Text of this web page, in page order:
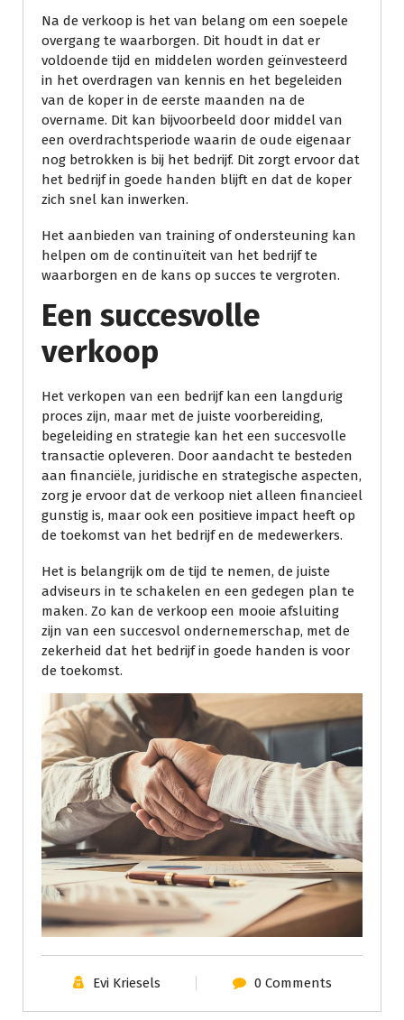
Na de verkoop is het van belang om een soepele
overgang te waarborgen. Dit houdt in dat er
voldoende tijd en middelen worden geïnvesteerd
in het overdragen van kennis en het begeleiden
van de koper in de eerste maanden na de
overname. Dit kan bijvoorbeeld door middel van
een overdrachtsperiode waarin de oude eigenaar
nog betrokken is bij het bedrijf. Dit zorgt ervoor dat
het bedrijf in goede handen blijft en dat de koper
zich snel kan inwerken.
Het aanbieden van training of ondersteuning kan
helpen om de continuïteit van het bedrijf te
waarborgen en de kans op succes te vergroten.
Een succesvolle
verkoop
Het verkopen van een bedrijf kan een langdurig
proces zijn, maar met de juiste voorbereiding,
begeleiding en strategie kan het een succesvolle
transactie opleveren. Door aandacht te besteden
aan financiële, juridische en strategische aspecten,
zorg je ervoor dat de verkoop niet alleen financieel
gunstig is, maar ook een positieve impact heeft op
de toekomst van het bedrijf en de medewerkers.
Het is belangrijk om de tijd te nemen, de juiste
adviseurs in te schakelen en een gedegen plan te
maken. Zo kan de verkoop een mooie afsluiting
zijn van een succesvol ondernemerschap, met de
zekerheid dat het bedrijf in goede handen is voor
de toekomst.
Evi Kriesels 0 Comments